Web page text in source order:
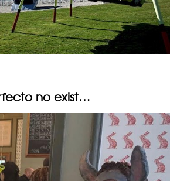
no exist…